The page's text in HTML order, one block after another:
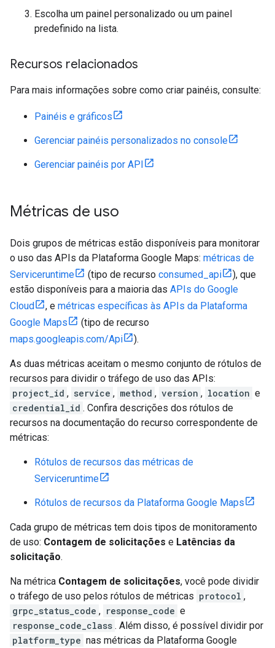
Escolha um painel personalizado ou um painel
predefinido na lista.
Recursos relacionados
Para mais informações sobre como criar painéis, consulte:
Painéis e gráficos
Gerenciar painéis personalizados no console
Gerenciar painéis por API
Métricas de uso
Dois grupos de métricas estão disponíveis para monitorar
o uso das APIs da Plataforma Google Maps: métricas de
Serviceruntime
(tipo de recurso consumed_api
), que
estão disponíveis para a maioria das APIs do Google
Cloud
, e métricas específicas às APIs da Plataforma
Google Maps
(tipo de recurso
maps.googleapis.com/Api
).
As duas métricas aceitam o mesmo conjunto de rótulos de
recursos para dividir o tráfego de uso das APIs:
project_id , service , method , version , location e
credential_id . Confira descrições dos rótulos de
recursos na documentação do recurso correspondente de
métricas:
Rótulos de recursos das métricas de
Serviceruntime
Rótulos de recursos da Plataforma Google Maps
Cada grupo de métricas tem dois tipos de monitoramento
de uso: Contagem de solicitações e Latências da
solicitação.
Na métrica Contagem de solicitações, você pode dividir
o tráfego de uso pelos rótulos de métricas protocol ,
grpc_status_code , response_code e
response_code_class . Além disso, é possível dividir por
platform_type nas métricas da Plataforma Google